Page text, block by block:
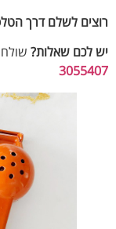
לשלם דרך הטלפון?
שאלות?שולחים